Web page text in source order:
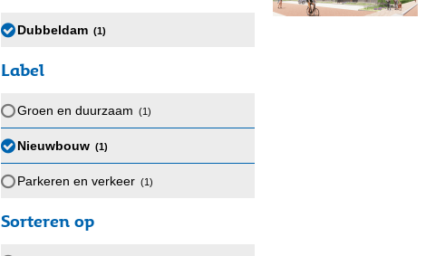
Dubbeldam (1)
Label
Groen en duurzaam (1)
Nieuwbouw (1)
Parkeren en verkeer (1)
Sorteren op